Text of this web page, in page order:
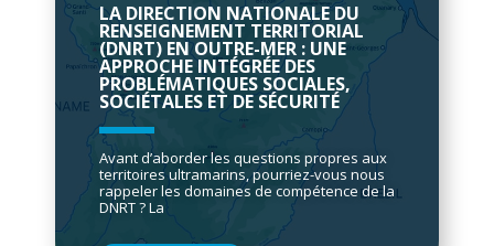
LA DIRECTION NATIONALE DU
RENSEIGNEMENT TERRITORIAL
(DNRT) EN OUTRE-MER : UNE
APPROCHE INTÉGRÉE DES
PROBLÉMATIQUES SOCIALES,
SOCIÉTALES ET DE SÉCURITÉ
Avant d’aborder les questions propres aux
territoires ultramarins, pourriez-vous nous
rappeler les domaines de compétence de la
DNRT ? La